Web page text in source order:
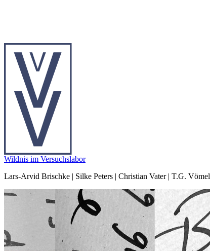
Wildnis im Versuchslabor
Lars-Arvid Brischke | Silke Peters | Christian Vater | T.G. Vömel